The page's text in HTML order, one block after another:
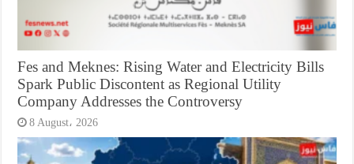
Fes and Meknes: Rising Water and Electricity Bills
Spark Public Discontent as Regional Utility
Company Addresses the Controversy
8 August، 2026